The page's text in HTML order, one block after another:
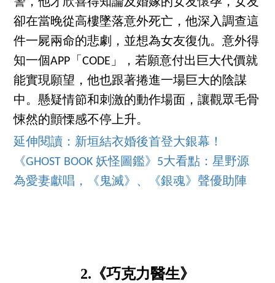
警，他才欣喜得知論及婚嫁的女友懷孕，女友
卻在當晚從高樓墜落意外死亡，他深入調查這
件一屍兩命的悲劇，並想為女友復仇。意外得
知一個APP「CODE」，若願意付出巨大代價就
能實現願望，他也跟著捲進一場巨大的陰謀
中。懸疑情節和刺激的動作場面，讓觀眾毛骨
悚然的顫慄感不停上升。
延伸閱讀：新垣結衣婚後首登大銀幕！
《GHOST BOOK 妖怪圖鑑》5大看點：星野源
為愛妻獻唱，《鬼滅》、《銀魂》聲優助陣
2.《巧克力醫生》